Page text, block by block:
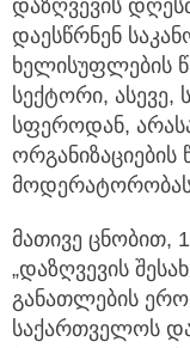
დაზღვევის
დაესწრნენ
ხელისუფლების
სექტორი, ასევე,
სფეროდან,
მოდერატორობას
მათივე ცნობით,
„დაზღვევის
განათლების
საქართველოს